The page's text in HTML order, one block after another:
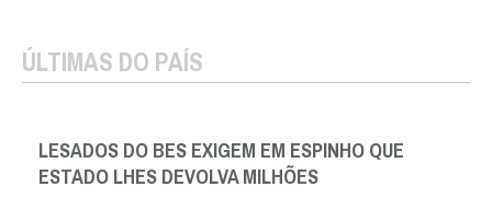
ÚLTIMAS DO PAÍS
LESADOS DO BES EXIGEM EM ESPINHO QUE
ESTADO LHES DEVOLVA MILHÕES